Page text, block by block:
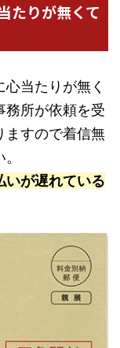
たりが無くて
当たりが無く
務所が依頼を受
ますので着信無
いが遅れている